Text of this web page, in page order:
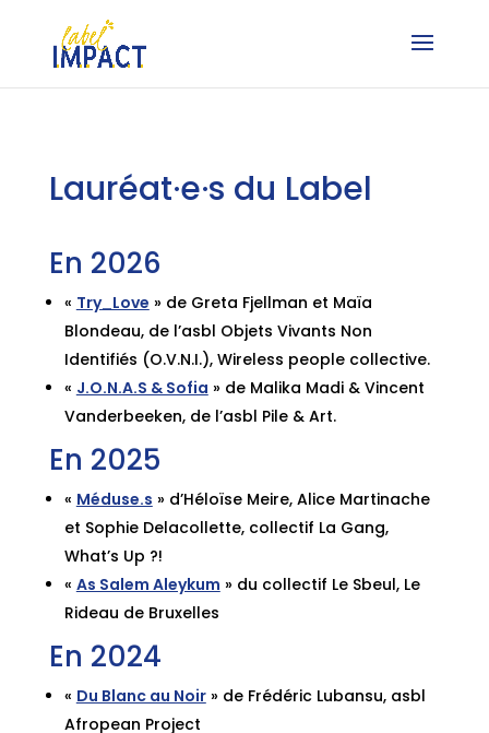
Lauréat·e·s du Label
En 2026
« Try_Love » de Greta Fjellman et Maïa
Blondeau, de l’asbl Objets Vivants Non
Identifiés (O.V.N.I.), Wireless people collective.
« J.O.N.A.S & Sofia » de Malika Madi & Vincent
Vanderbeeken, de l’asbl Pile & Art.
En 2025
« Méduse.s » d’Héloïse Meire, Alice Martinache
et Sophie Delacollette, collectif La Gang,
What’s Up ?!
« As Salem Aleykum » du collectif Le Sbeul, Le
Rideau de Bruxelles
En 2024
« Du Blanc au Noir» de Frédéric Lubansu, asbl
Afropean Project